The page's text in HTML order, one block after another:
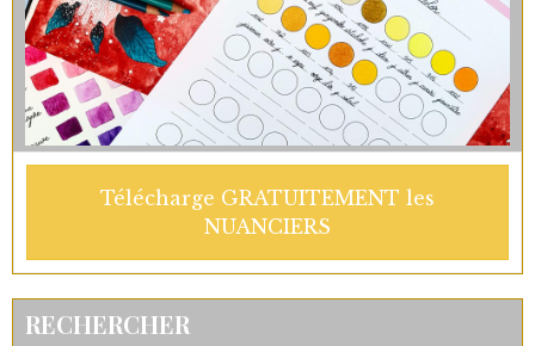
Télécharge GRATUITEMENT les
NUANCIERS
RECHERCHER